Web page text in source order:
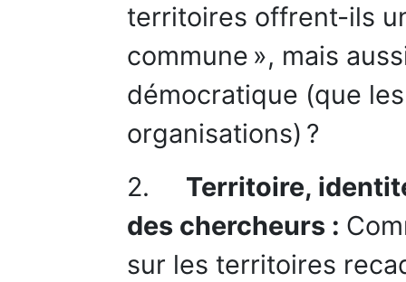
territoires offrent-ils
commune », mais
démocratique (que
organisations) ?
2. Territoire,
des chercheurs :
sur les territoires